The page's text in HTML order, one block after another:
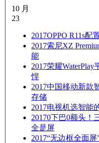
10 月
23
2017OPPO R11s配
2017索尼XZ
能
2017荣耀WaterPlay
悍
2017中国移动新款
存储
2017电视机选智能
20170下巴0额头！
全是屏
2017“无边框全面屏